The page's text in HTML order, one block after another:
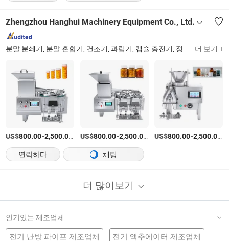
Zhengzhou Hanghui Machinery Equipment Co., Ltd.
분말 분쇄기, 분말 혼합기, 건조기, 과립기, 캡슐 충전기, 정제 압축기, 계수기, 코팅기, 블리스터 포장기, 분무 건조기 더 보기 +
US$800.00-2,500.00 /세트
US$800.00-2,500.00 /세트
US$800.00-2,500.00 /
연락하다
채팅
더 많이보기
인기있는 제조업체
전기 난방 파이프 제조업체 전기 액추에이터 제조업체